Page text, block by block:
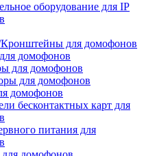
оборудование для IP
для домофонов
домофонов
для домофонов
для домофонов
домофонов
бесконтактных карт для
питания для